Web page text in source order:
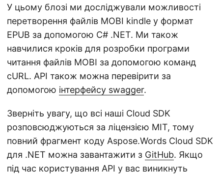
У цьому блозі ми досліджували можливості
перетворення файлів MOBI kindle у формат
EPUB за допомогою C# .NET. Ми також
навчилися кроків для розробки програми
читання файлів MOBI за допомогою команд
cURL. API також можна перевірити за
допомогою інтерфейсу swagger.
Зверніть увагу, що всі наші Cloud SDK
розповсюджуються за ліцензією MIT, тому
повний фрагмент коду Aspose.Words Cloud SDK
для .NET можна завантажити з GitHub. Якщо
під час користування API у вас виникнуть